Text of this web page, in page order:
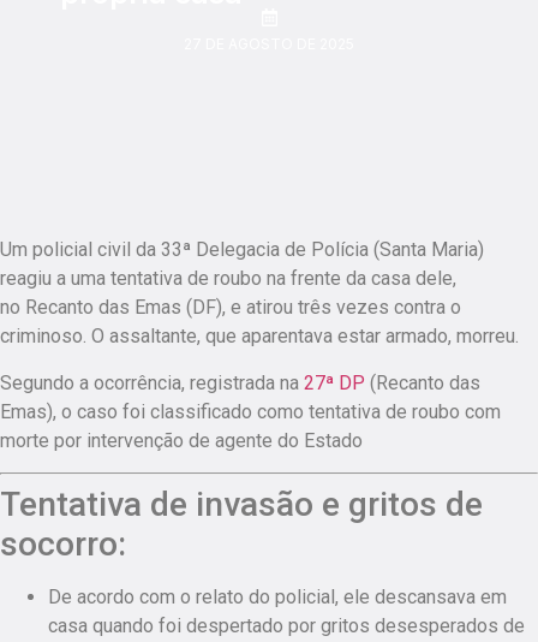
Um policial civil da 33ª Delegacia de Polícia (Santa Maria)
reagiu a uma tentativa de roubo na frente da casa dele,
no Recanto das Emas (DF), e atirou três vezes contra o
criminoso. O assaltante, que aparentava estar armado, morreu.
Segundo a ocorrência, registrada na 27ª DP (Recanto das
Emas), o caso foi classificado como tentativa de roubo com
morte por intervenção de agente do Estado
Tentativa de invasão e gritos de
socorro:
De acordo com o relato do policial, ele descansava em
casa quando foi despertado por gritos desesperados de